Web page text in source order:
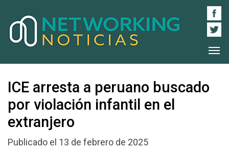
ICE arresta a peruano buscado
por violación infantil en el
extranjero
Publicado el 13 de febrero de 2025